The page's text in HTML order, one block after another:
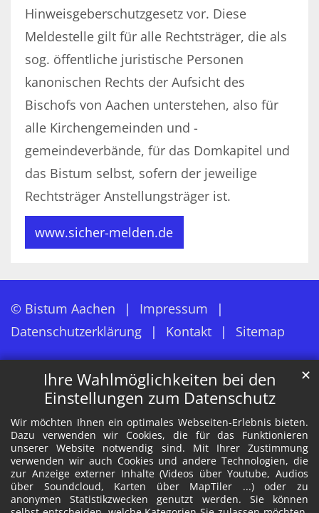
Ihre Wahlmöglichkeiten bei den
Einstellungen zum Datenschutz
Wir möchten Ihnen ein optimales Webseiten-Erlebnis bieten.
Dazu verwenden wir Cookies, die für das Funktionieren
unserer Website notwendig sind. Mit Ihrer Zustimmung
verwenden wir auch Cookies und andere Technologien, die
zur Anzeige externer Inhalte (Videos über Youtube, Audios
über Soundcloud, Karten über MapTiler ...) oder zu
anonymen Statistikzwecken genutzt werden. Sie können
✕
Hinweisgeberschutzgesetz vor. Diese
Meldestelle gilt für alle Rechtsträger, die als
sog. öffentliche juristische Personen
kanonischen Rechts der Aufsicht des
Bischofs von Aachen unterstehen, also für
alle Kirchengemeinden und -
gemeindeverbände, für das Domkapitel und
das Bistum selbst, sofern der jeweilige
Rechtsträger Anstellungsträger ist.
www.sicher-melden.de
© Bistum Aachen
Impressum
Datenschutzerklärung
Kontakt Sitemap